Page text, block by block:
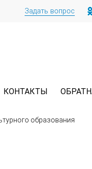
Задать вопрос
КОНТАКТЫ
образования